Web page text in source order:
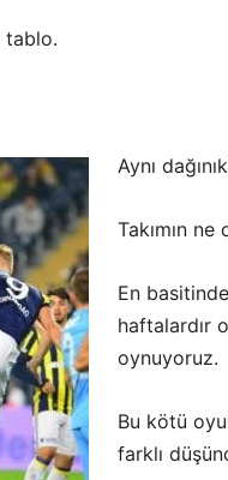
tablo.
Aynı
Takımın ne
En
haftalardır
oynuyoruz.
Bu kötü
farklı